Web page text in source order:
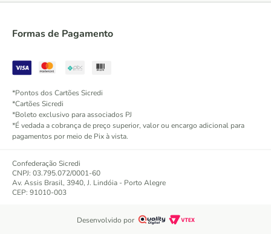
Formas de Pagamento
*Pontos dos Cartões Sicredi
*Cartões Sicredi
*Boleto exclusivo para associados PJ
*É vedada a cobrança de preço superior, valor ou encargo adicional para
pagamentos por meio de Pix à vista.
Confederação Sicredi
CNPJ: 03.795.072/0001-60
Av. Assis Brasil, 3940, J. Lindóia - Porto Alegre
CEP: 91010-003
Desenvolvido por